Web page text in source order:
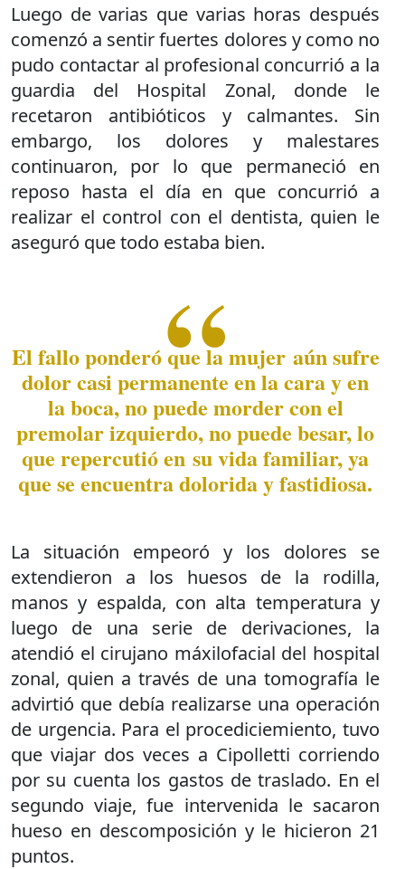
Luego de varias que varias horas después
comenzó a sentir fuertes dolores y como no
pudo contactar al profesional concurrió a la
guardia del Hospital Zonal, donde le
recetaron antibióticos y calmantes. Sin
embargo, los dolores y malestares
continuaron, por lo que permaneció en
reposo hasta el día en que concurrió a
realizar el control con el dentista, quien le
aseguró que todo estaba bien.
El fallo ponderó que la mujer aún sufre
dolor casi permanente en la cara y en
la boca, no puede morder con el
premolar izquierdo, no puede besar, lo
que repercutió en su vida familiar, ya
que se encuentra dolorida y fastidiosa.
La situación empeoró y los dolores se
extendieron a los huesos de la rodilla,
manos y espalda, con alta temperatura y
luego de una serie de derivaciones, la
atendió el cirujano máxilofacial del hospital
zonal, quien a través de una tomografía le
advirtió que debía realizarse una operación
de urgencia. Para el procediciemiento, tuvo
que viajar dos veces a Cipolletti corriendo
por su cuenta los gastos de traslado. En el
segundo viaje, fue intervenida le sacaron
hueso en descomposición y le hicieron 21
puntos.